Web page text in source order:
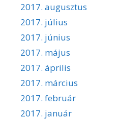
2017. augusztus
2017. július
2017. június
2017. május
2017. április
2017. március
2017. február
2017. január